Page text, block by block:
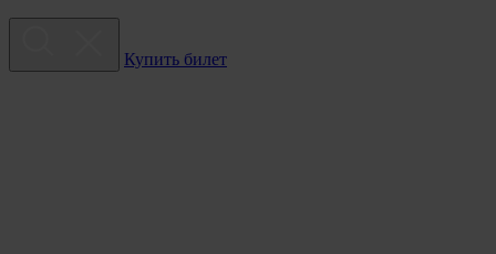
Купить билет